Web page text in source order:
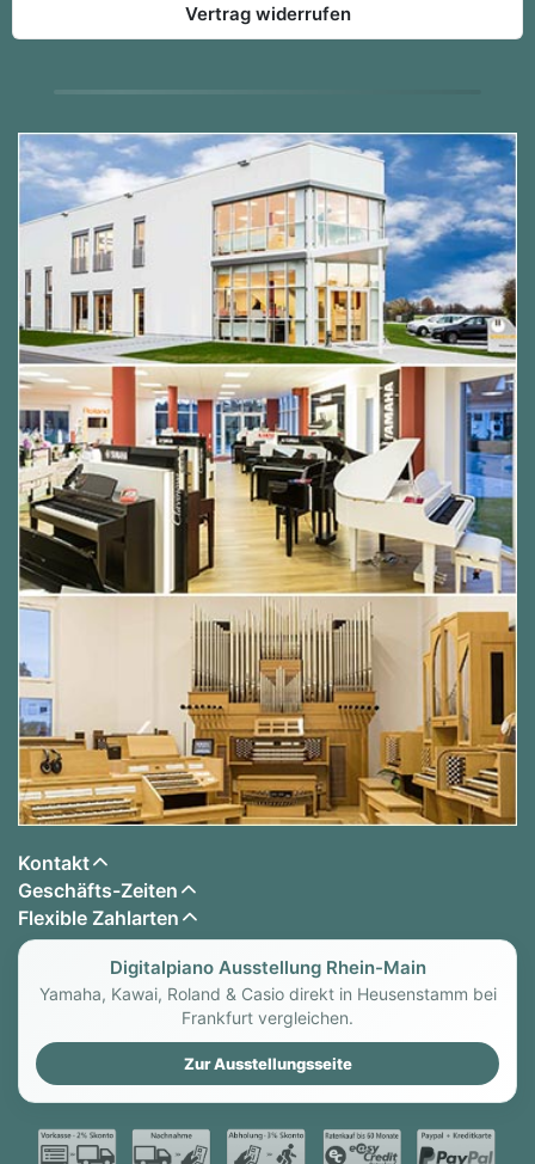
Vertrag widerrufen
Kontakt
Geschäfts-Zeiten
Flexible Zahlarten
Digitalpiano Ausstellung Rhein-Main
Yamaha, Kawai, Roland & Casio direkt in Heusenstamm bei
Frankfurt vergleichen.
Zur Ausstellungsseite